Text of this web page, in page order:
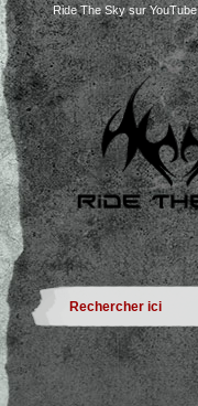
Ride The Sky sur YouTube